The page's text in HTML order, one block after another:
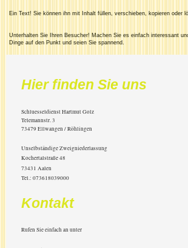
Ein Text! Sie können ihn mit Inhalt füllen, verschieben, kopieren oder
Unterhalten Sie Ihren Besucher! Machen Sie es einfach interessant
Dinge auf den Punkt und seien Sie spannend.
Hier finden Sie uns
Schluesseldienst Hartmut Golz
Telemannstr. 3
73479Ellwangen / Röhlingen
Unselbständige Zweigniederlassung
Kochertalstraße 48
73431 Aalen
Tel.: 073618039000
Kontakt
Rufen Sie einfach an unter